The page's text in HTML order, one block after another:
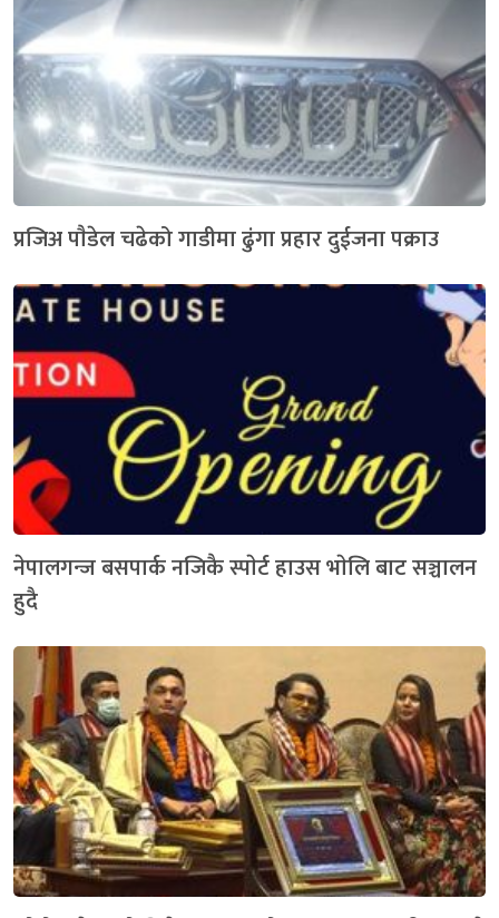
प्रजिअ पाैडेल चढेको गाडीमा ढुंगा प्रहार दुईजना पक्राउ
नेपालगन्ज बसपार्क नजिकै स्पाेर्ट हाउस भाेलि बाट सञ्चालन
हुदै